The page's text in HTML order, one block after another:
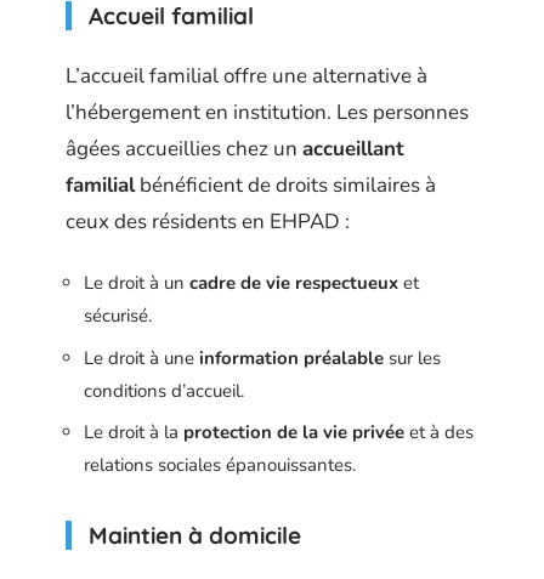
Accueil familial
L’accueil familial offre une alternative à
l’hébergement en institution. Les personnes
âgées accueillies chez un accueillant
familialbénéficient de droits similaires à
ceux des résidents en EHPAD :
Le droit à un cadre de vie respectueux et
sécurisé.
Le droit à une information préalable sur les
conditions d’accueil.
Le droit à la protection de la vie privée et à des
relations sociales épanouissantes.
Maintien à domicile